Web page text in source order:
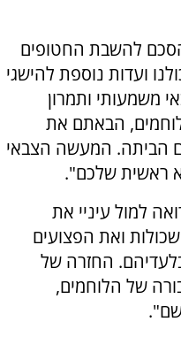
להשבת החטופים
ועדות נוספת להישגי
משמעותי ותמרון
הבאתם את
הביתה. המעשה הצבאי
ראשית שלכם".
למול עיניי את
ואת הפצועים
החזרה של
של הלוחמים,